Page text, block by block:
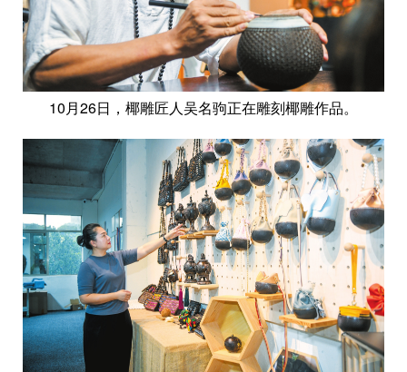
10月26日，椰雕匠人吴名驹正在雕刻椰雕作品。